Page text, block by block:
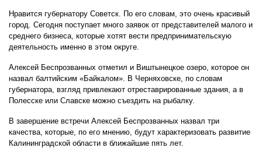
Нравится губернатору Советск. По его словам, это очень красивый
город. Сегодня поступает много заявок от представителей малого и
среднего бизнеса, которые хотят вести предпринимательскую
деятельность именно в этом округе.
Алексей Беспрозванных отметил и Виштынецкое озеро, которое он
назвал балтийским «Байкалом». В Черняховске, по словам
губернатора, взгляд привлекают отреставрированные здания, а в
Полесске или Славске можно съездить на рыбалку.
В завершение встречи Алексей Беспрозванных назвал три
качества, которые, по его мнению, будут характеризовать развитие
Калининградской области в ближайшие пять лет.